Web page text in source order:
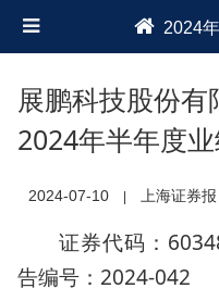
2024
展鹏科技股份有
2024年半年度
2024-07-10 上海证券报
证券代码：
告编号：2024-042